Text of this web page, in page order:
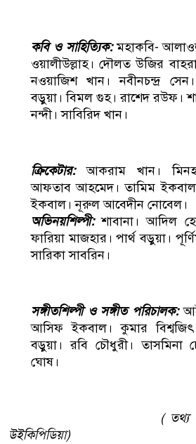
কবি ও সাহিত্যিক:মহাকবি-
ওয়ালীউল্লাহ। দৌলত উজির
নওয়াজিশ খান। নবীনচন্দ্র
বড়ুয়া। বিমল গুহ। রাশেদ রউফ।
নন্দী। সাবিরিদ খান।
ক্রিকেটার:আকরাম খান।
আফতাব আহমেদ। তামিম ইকবাল।
ইকবাল। নূরুল আবেদীন নোবেল।
অভিনয়শিল্পী:শাবানা। আদিল
ফারিয়া মাজহার। পার্থ বড়ুয়া।
সারিকা সাবরিন।
সঙ্গীতশিল্পী ও সঙ্গীত পরিচালক:
আসিফ ইকবাল। কুমার
বড়ুয়া। রবি চৌধুরী। তাসমিনা
ঘোষ।
( তথ্য সম্পাদনায়
উইকিপিডিয়া)